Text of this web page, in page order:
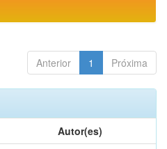
Anterior 1 Próxima
Autor(es)